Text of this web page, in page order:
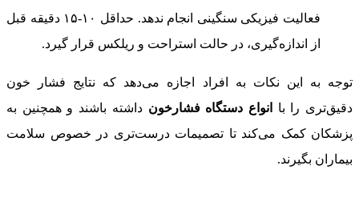
فعالیت فیزیکی سنگینی انجام ندهد. حداقل ۱۰-۱۵ دقیقه قبل
از اندازه‌گیری، در حالت استراحت و ریلکس قرار گیرد.
توجه به این نکات به افراد اجازه می‌دهد که نتایج فشار خون
دقیق‌تری را با انواع دستگاه فشارخون داشته باشند و همچنین به
پزشکان کمک می‌کند تا تصمیمات درست‌تری در خصوص سلامت
بیماران بگیرند.